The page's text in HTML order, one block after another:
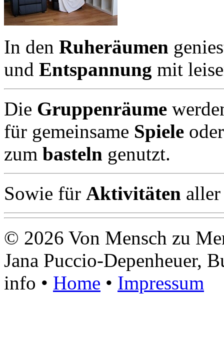
In den Ruheräumen
und Entspannung mit
Die Gruppenräume
für gemeinsame Spiele oder
zum basteln genutzt.
Sowie für Aktivitäten
© 2026 Von Mensch zu
Jana Puccio-Depenheuer,
info • Home • Impressum